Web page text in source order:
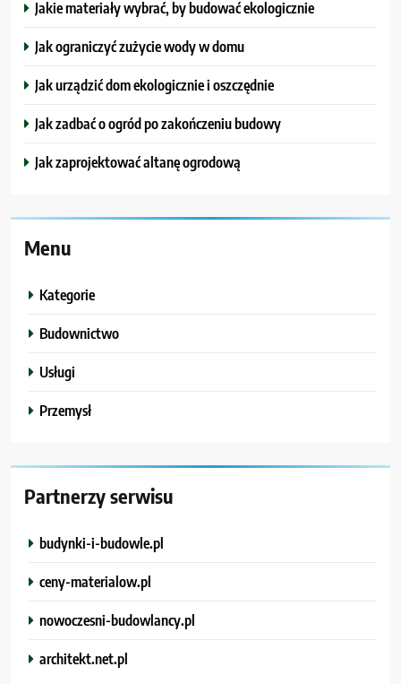
Jakie materiały wybrać, by budować ekologicznie
Jak ograniczyć zużycie wody w domu
Jak urządzić dom ekologicznie i oszczędnie
Jak zadbać o ogród po zakończeniu budowy
Jak zaprojektować altanę ogrodową
Menu
Kategorie
Budownictwo
Usługi
Przemysł
Partnerzy serwisu
budynki-i-budowle.pl
ceny-materialow.pl
nowoczesni-budowlancy.pl
architekt.net.pl